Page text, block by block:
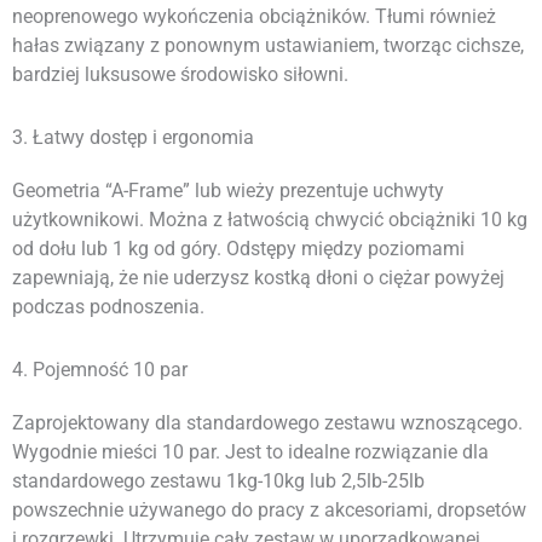
neoprenowego wykończenia obciążników. Tłumi również
hałas związany z ponownym ustawianiem, tworząc cichsze,
bardziej luksusowe środowisko siłowni.
3. Łatwy dostęp i ergonomia
Geometria “A-Frame” lub wieży prezentuje uchwyty
użytkownikowi. Można z łatwością chwycić obciążniki 10 kg
od dołu lub 1 kg od góry. Odstępy między poziomami
zapewniają, że nie uderzysz kostką dłoni o ciężar powyżej
podczas podnoszenia.
4. Pojemność 10 par
Zaprojektowany dla standardowego zestawu wznoszącego.
Wygodnie mieści 10 par. Jest to idealne rozwiązanie dla
standardowego zestawu 1kg-10kg lub 2,5lb-25lb
powszechnie używanego do pracy z akcesoriami, dropsetów